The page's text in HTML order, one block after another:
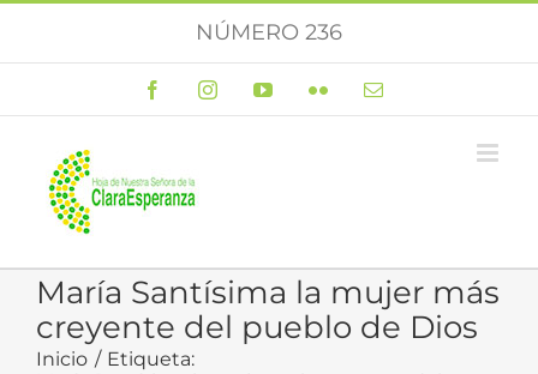
NÚMERO 236
FacebookInstagramYouTubeFlickr Correo
María Santísima la mujer más
creyente del pueblo de Dios
Inicio
Etiqueta: